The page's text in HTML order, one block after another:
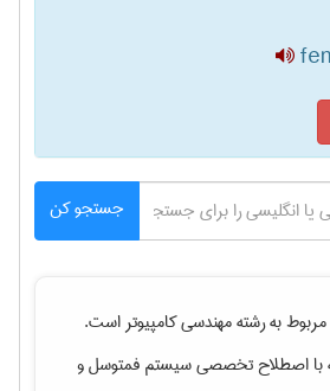
جستجو کن
به رشتهمهندسی كامپيوتراست.
با اصطلاح تخصصیسیستم فمتوسلو